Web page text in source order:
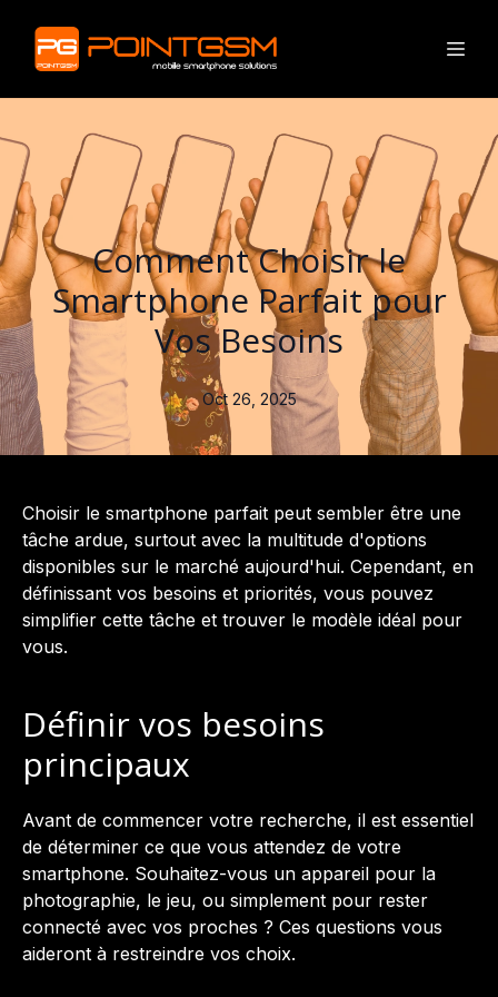
Comment Choisir le
Smartphone Parfait pour
Vos Besoins
Oct 26, 2025
Choisir le smartphone parfait peut sembler être une
tâche ardue, surtout avec la multitude d'options
disponibles sur le marché aujourd'hui. Cependant, en
définissant vos besoins et priorités, vous pouvez
simplifier cette tâche et trouver le modèle idéal pour
vous.
Définir vos besoins
principaux
Avant de commencer votre recherche, il est essentiel
de déterminer ce que vous attendez de votre
smartphone. Souhaitez-vous un appareil pour la
photographie, le jeu, ou simplement pour rester
connecté avec vos proches ? Ces questions vous
aideront à restreindre vos choix.